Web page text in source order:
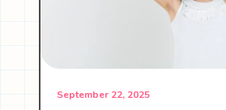
September 22, 2025